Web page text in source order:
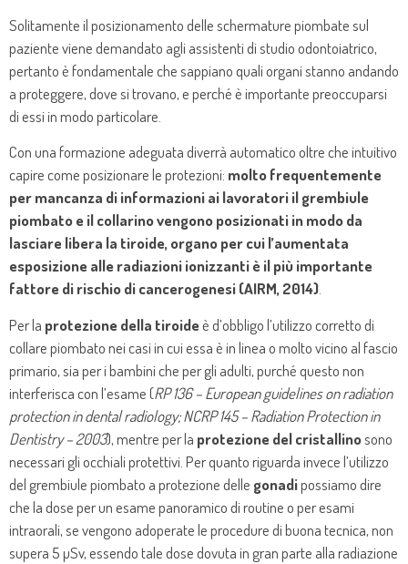
Solitamente il posizionamento delle schermature piombate sul
paziente viene demandato agli assistenti di studio odontoiatrico,
pertanto è fondamentale che sappiano quali organi stanno andando
a proteggere, dove si trovano, e perché è importante preoccuparsi
di essi in modo particolare.
Con una formazione adeguata diverrà automatico oltre che intuitivo
capire come posizionare le protezioni: molto frequentemente
per mancanza di informazioni ai lavoratori il grembiule
piombato e il collarino vengono posizionati in modo da
lasciare libera la tiroide, organo per cui l’aumentata
esposizione alle radiazioni ionizzanti è il più importante
fattore di rischio di cancerogenesi (AIRM, 2014)
Per la protezione della tiroideè d’obbligo l’utilizzo corretto di
collare piombato nei casi in cui essa è in linea o molto vicino al fascio
primario, sia per i bambini che per gli adulti, purché questo non
interferisca con l’esame (RP 136 – European guidelines on radiation
protection in dental radiology; NCRP 145 – Radiation Protection in
Dentistry – 2003), mentre per la protezione del cristallinosono
necessari gli occhiali protettivi. Per quanto riguarda invece l’utilizzo
del grembiule piombato a protezione delle gonadipossiamo dire
che la dose per un esame panoramico di routine o per esami
intraorali, se vengono adoperate le procedure di buona tecnica, non
supera 5 µSv, essendo tale dose dovuta in gran parte alla radiazione